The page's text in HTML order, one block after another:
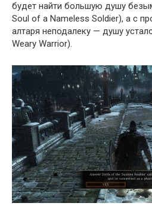
будет найти большую душу
Soul of a Nameless Soldier), а с
алтаря неподалеку — душу
Weary Warrior).